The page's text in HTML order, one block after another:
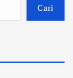
Cari